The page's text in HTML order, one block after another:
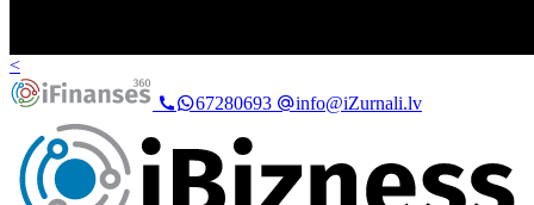
<
67280693
info@iZurnali.lv